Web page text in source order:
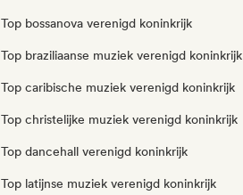
Top bossanova verenigd koninkrijk
Top braziliaanse muziek verenigd koninkrijk
Top caribische muziek verenigd koninkrijk
Top christelijke muziek verenigd koninkrijk
Top dancehall verenigd koninkrijk
Top latijnse muziek verenigd koninkrijk